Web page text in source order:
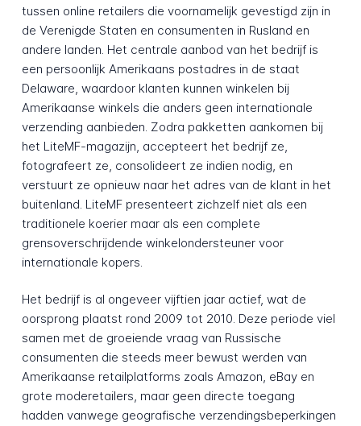
tussen online retailers die voornamelijk gevestigd zijn in
de Verenigde Staten en consumenten in Rusland en
andere landen. Het centrale aanbod van het bedrijf is
een persoonlijk Amerikaans postadres in de staat
Delaware, waardoor klanten kunnen winkelen bij
Amerikaanse winkels die anders geen internationale
verzending aanbieden. Zodra pakketten aankomen bij
het LiteMF-magazijn, accepteert het bedrijf ze,
fotografeert ze, consolideert ze indien nodig, en
verstuurt ze opnieuw naar het adres van de klant in het
buitenland. LiteMF presenteert zichzelf niet als een
traditionele koerier maar als een complete
grensoverschrijdende winkelondersteuner voor
internationale kopers.
Het bedrijf is al ongeveer vijftien jaar actief, wat de
oorsprong plaatst rond 2009 tot 2010. Deze periode viel
samen met de groeiende vraag van Russische
consumenten die steeds meer bewust werden van
Amerikaanse retailplatforms zoals Amazon, eBay en
grote moderetailers, maar geen directe toegang
hadden vanwege geografische verzendingsbeperkingen